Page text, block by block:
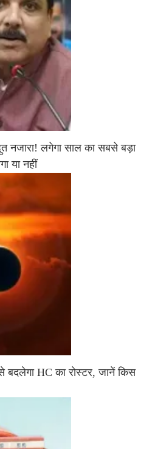
नजारा! लगेगा साल का सबसे बड़ा
या नहीं
HC का रोस्टर, जानें किस